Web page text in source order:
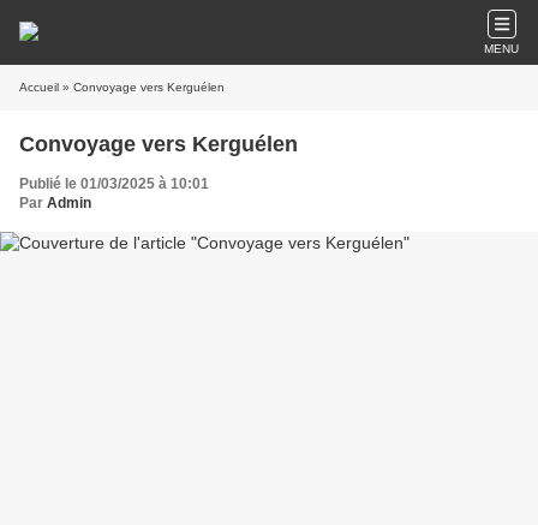
MENU
Accueil » Convoyage vers Kerguélen
Convoyage vers Kerguélen
Publié le 01/03/2025 à 10:01
Par Admin